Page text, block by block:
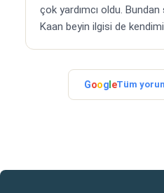
çok yardımcı oldu. Bundan
Kaan beyin ilgisi de
Goog eTüm